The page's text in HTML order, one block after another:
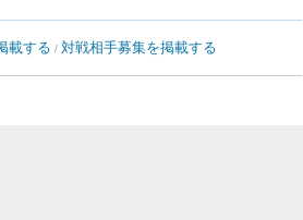
載する / 対戦相手募集を掲載する